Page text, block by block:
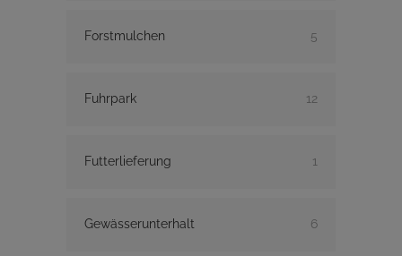
Forstmulchen 5
Fuhrpark 12
Futterlieferung 1
Gewässerunterhalt 6